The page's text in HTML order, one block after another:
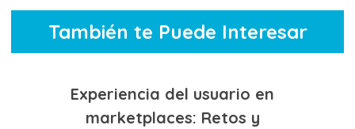
También te Puede Interesar
Experiencia del usuario en
marketplaces: Retos y